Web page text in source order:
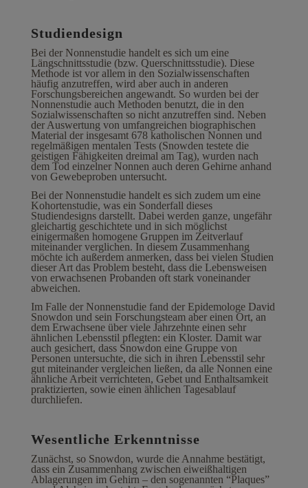
Studiendesign
Bei der Nonnenstudie handelt es sich um eine
Längschnittsstudie (bzw. Querschnittsstudie). Diese
Methode ist vor allem in den Sozialwissenschaften
häufig anzutreffen, wird aber auch in anderen
Forschungsbereichen angewandt. So wurden bei der
Nonnenstudie auch Methoden benutzt, die in den
Sozialwissenschaften so nicht anzutreffen sind. Neben
der Auswertung von umfangreichen biographischen
Material der insgesamt 678 katholischen Nonnen und
regelmäßigen mentalen Tests (Snowden testete die
geistigen Fähigkeiten dreimal am Tag), wurden nach
dem Tod einzelner Nonnen auch deren Gehirne anhand
von Gewebeproben untersucht.
Bei der Nonnenstudie handelt es sich zudem um eine
Kohortenstudie, was ein Sonderfall dieses
Studiendesigns darstellt. Dabei werden ganze, ungefähr
gleichartig geschichtete und in sich möglichst
einigermaßen homogene Gruppen im Zeitverlauf
miteinander verglichen. In diesem Zusammenhang
möchte ich außerdem anmerken, dass bei vielen Studien
dieser Art das Problem besteht, dass die Lebensweisen
von erwachsenen Probanden oft stark voneinander
abweichen.
Im Falle der Nonnenstudie fand der Epidemologe David
Snowdon und sein Forschungsteam aber einen Ort, an
dem Erwachsene über viele Jahrzehnte einen sehr
ähnlichen Lebensstil pflegten: ein Kloster. Damit war
auch gesichert, dass Snowdon eine Gruppe von
Personen untersuchte, die sich in ihren Lebensstil sehr
gut miteinander vergleichen ließen, da alle Nonnen eine
ähnliche Arbeit verrichteten, Gebet und Enthaltsamkeit
praktizierten, sowie einen ählichen Tagesablauf
durchliefen.
Wesentliche Erkenntnisse
Zunächst, so Snowdon, wurde die Annahme bestätigt,
dass ein Zusammenhang zwischen eiweißhaltigen
Ablagerungen im Gehirn – den sogenannten “Plaques”